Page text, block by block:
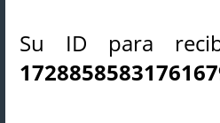
Su ID para